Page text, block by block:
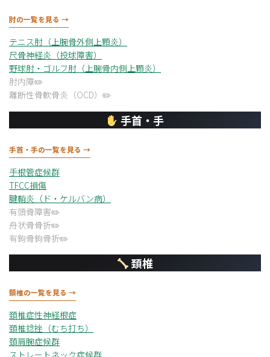
肘の一覧を見る →
テニス肘（上腕骨外側上顆炎）
尺骨神経炎（投球障害）
野球肘・ゴルフ肘（上腕骨内側上顆炎）
肘内障
離断性骨軟骨炎（OCD）
手首・手
手首・手の一覧を見る →
手根管症候群
TFCC損傷
腱鞘炎（ド・ケルバン病）
有頭骨障害
舟状骨骨折
有鉤骨鉤骨折
頚椎
頚椎の一覧を見る →
頚椎症性神経根症
頚椎捻挫（むち打ち）
頚肩腕症候群
ストレートネック症候群